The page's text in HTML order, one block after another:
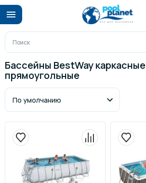
Бассейны BestWay каркасные
прямоугольные